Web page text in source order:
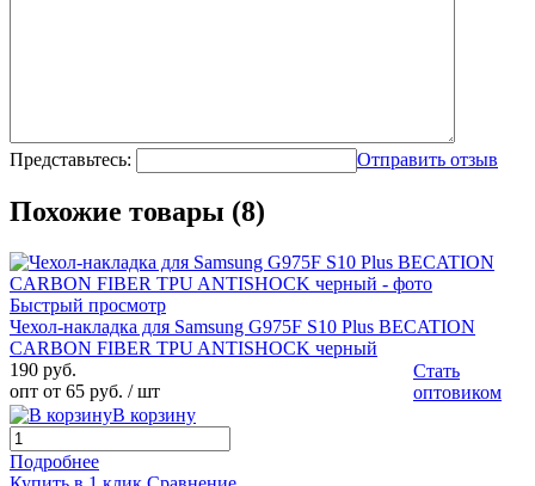
Представьтесь: Отправить отзыв
Похожие товары (8)
Быстрый просмотр
Чехол-накладка для Samsung G975F S10 Plus BECATION
CARBON FIBER TPU ANTISHOCK черный
190 руб.
опт от 65 руб. / шт
Стать
оптовиком
В корзину
Подробнее